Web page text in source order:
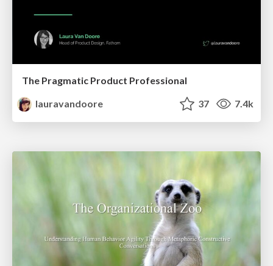
The Pragmatic Product Professional
lauravandoore
37 7.4k